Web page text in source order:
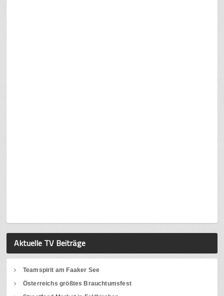
Aktuelle TV Beiträge
Teamspirit am Faaker See
Österreichs größtes Brauchtumsfest